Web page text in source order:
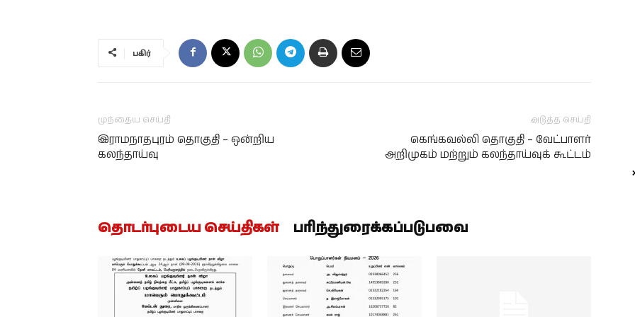
பகிர்
முந்தைய செய்தி
இராமநாதபுரம் தொகுதி – ஒன்றிய
கலந்தாய்வு
அடுத்த செய்தி
கெங்கவல்லி தொகுதி – வேட்பாளர்
அறிமுகம் மற்றும் கலந்தாய்வுக் கூட்டம்
தொடர்புடைய செய்திகள் பரிந்துரைக்கப்படுபவை